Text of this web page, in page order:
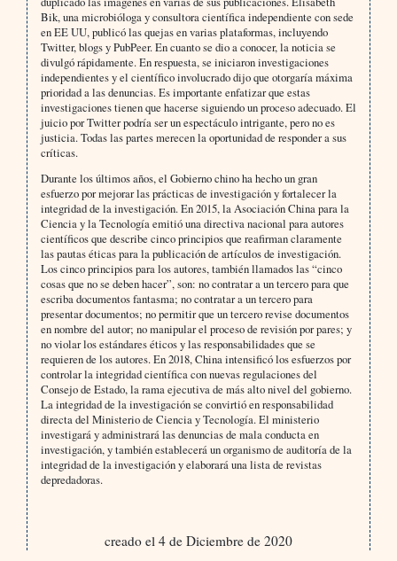
Bik, una microbióloga y consultora científica independiente con sede
en EE UU, publicó las quejas en varias plataformas, incluyendo
Twitter, blogs y PubPeer. En cuanto se dio a conocer, la noticia se
divulgó rápidamente. En respuesta, se iniciaron investigaciones
independientes y el científico involucrado dijo que otorgaría máxima
prioridad a las denuncias. Es importante enfatizar que estas
investigaciones tienen que hacerse siguiendo un proceso adecuado. El
juicio por Twitter podría ser un espectáculo intrigante, pero no es
justicia. Todas las partes merecen la oportunidad de responder a sus
críticas.
Durante los últimos años, el Gobierno chino ha hecho un gran
esfuerzo por mejorar las prácticas de investigación y fortalecer la
integridad de la investigación. En 2015, la Asociación China para la
Ciencia y la Tecnología emitió una directiva nacional para autores
científicos que describe cinco principios que reafirman claramente
las pautas éticas para la publicación de artículos de investigación.
Los cinco principios para los autores, también llamados las “cinco
cosas que no se deben hacer”, son: no contratar a un tercero para que
escriba documentos fantasma; no contratar a un tercero para
presentar documentos; no permitir que un tercero revise documentos
en nombre del autor; no manipular el proceso de revisión por pares; y
no violar los estándares éticos y las responsabilidades que se
requieren de los autores. En 2018, China intensificó los esfuerzos por
controlar la integridad científica con nuevas regulaciones del
Consejo de Estado, la rama ejecutiva de más alto nivel del gobierno.
La integridad de la investigación se convirtió en responsabilidad
directa del Ministerio de Ciencia y Tecnología. El ministerio
investigará y administrará las denuncias de mala conducta en
investigación, y también establecerá un organismo de auditoría de la
integridad de la investigación y elaborará una lista de revistas
depredadoras.
creado el 4 de Diciembre de 2020